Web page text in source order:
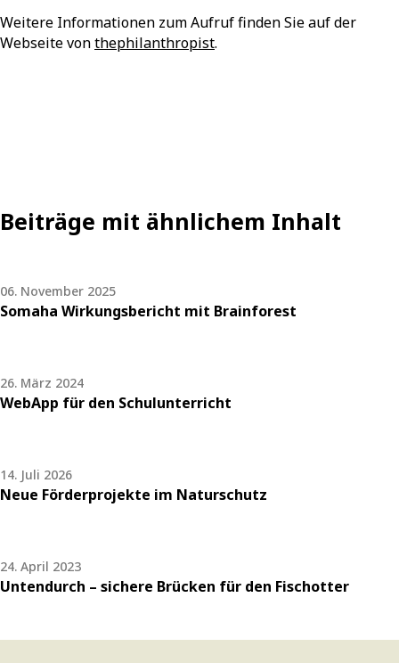
Weitere Informationen zum Aufruf finden Sie auf der
Webseite vonthephilanthropist.
Beiträge mit ähnlichem Inhalt
06. November 2025
Somaha Wirkungsbericht mit Brainforest
26. März 2024
WebApp für den Schulunterricht
14. Juli 2026
Neue Förderprojekte im Naturschutz
24. April 2023
Untendurch – sichere Brücken für den Fischotter